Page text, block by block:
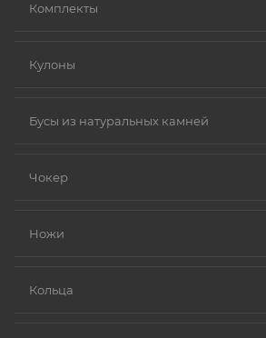
Комплекты
Кулоны
Бусы из натуральных камней
Чокер
Ножи
Кольца